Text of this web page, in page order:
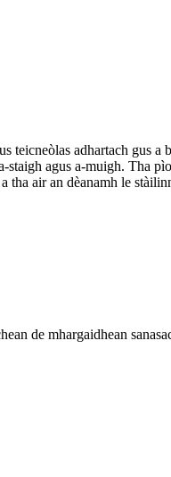
teicneòlas adhartach gus a
staigh agus a-muigh. Tha
tha air an dèanamh le
de mhargaidhean